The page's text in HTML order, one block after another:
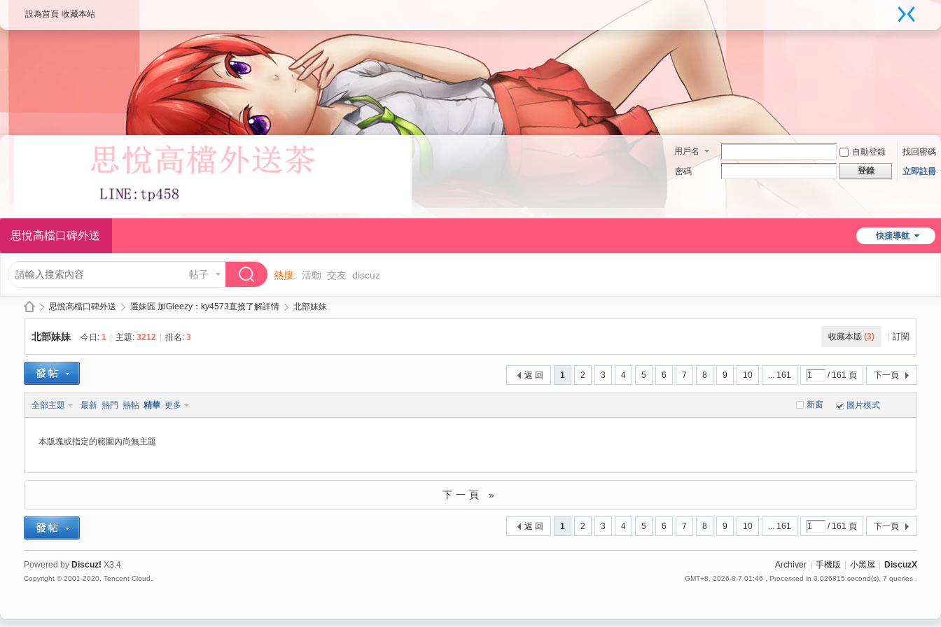
設為首頁 收藏本站
用戶名 自動登錄
找回密碼
密碼
登錄 立即註冊
快捷導航
思悅高檔口碑外送
帖子 熱搜: 活動 交友 discuz
思
悅
»
思悅高檔口碑外送 選妹區 加Gleezy：ky4573直接了解詳情 北部妹妹
收藏本版(3) 訂閱
北部妹妹 今日: 1 主題: 3212 排名: 3
1 2 3 4 5 6 7 8 9 10 ... 161 / 161 頁 下一頁
返 回
新窗
全部主題 最新 熱門 熱帖 精華 更多 圖片模式
本版塊或指定的範圍內尚無主題
下一頁 »
1 2 3 4 5 6 7 8 9 10 ... 161 / 161 頁 下一頁
返 回
Archiver 手機版 小黑屋 DiscuzX
GMT+8, 2026-8-7 01:46 , Processed in 0.026815 second(s), 7 queries .
Powered by Discuz! X3.4
Copyright © 2001-2020, Tencent Cloud.